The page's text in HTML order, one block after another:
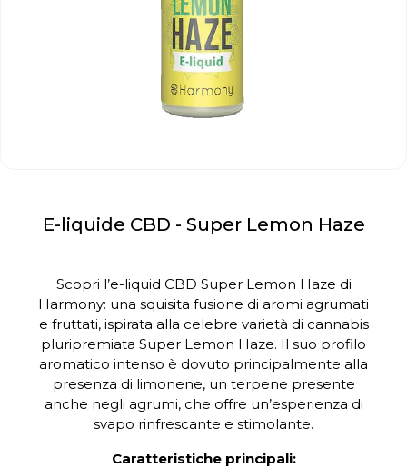
E-liquide CBD - Super Lemon Haze
Scopri l’e-liquid CBD Super Lemon Haze di
Harmony: una squisita fusione di aromi agrumati
e fruttati, ispirata alla celebre varietà di cannabis
pluripremiata Super Lemon Haze. Il suo profilo
aromatico intenso è dovuto principalmente alla
presenza di limonene, un terpene presente
anche negli agrumi, che offre un’esperienza di
svapo rinfrescante e stimolante.
Caratteristiche principali: